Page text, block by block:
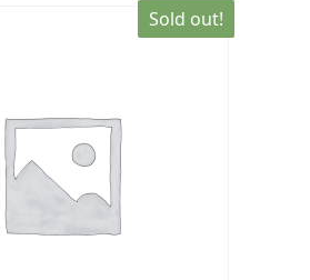
Sold out!